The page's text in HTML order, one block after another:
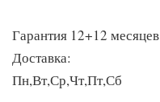
Гарантия 12+12 месяцев
Доставка:
Пн,Вт,Ср,Чт,Пт,Сб